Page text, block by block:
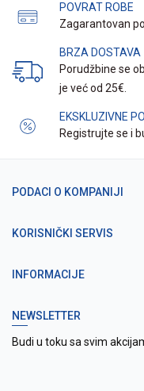
POVRAT ROBE
Zagarantovan
BRZA DOSTAVA
Porudžbine se
je već od 25€.
EKSKLUZIVNE
Registrujte se i
PODACI O KOMPANIJI
KORISNIČKI SERVIS
INFORMACIJE
NEWSLETTER
Budi u toku sa svim